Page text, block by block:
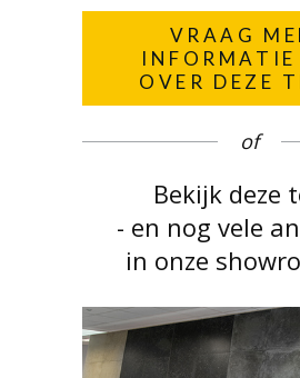
VRAAG
INFORMATIE
OVER DEZE
of
Bekijk deze
- en nog vele
in onze